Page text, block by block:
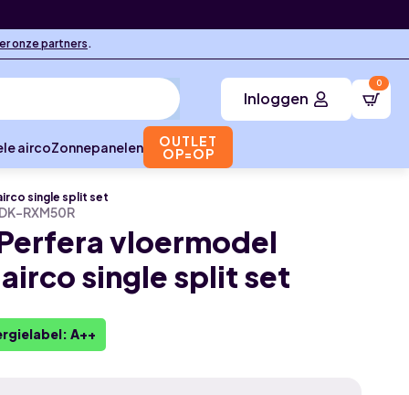
onze partners.
Inloggen
0
aircoZonnepanelen OUTLET
OP=OP
single split set
RXM50R
vloermodel
single split set
A++